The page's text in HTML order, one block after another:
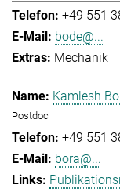
+49 551
bode@...
Mechanik
Kamlesh
Postdoc
+49 551
bora@...